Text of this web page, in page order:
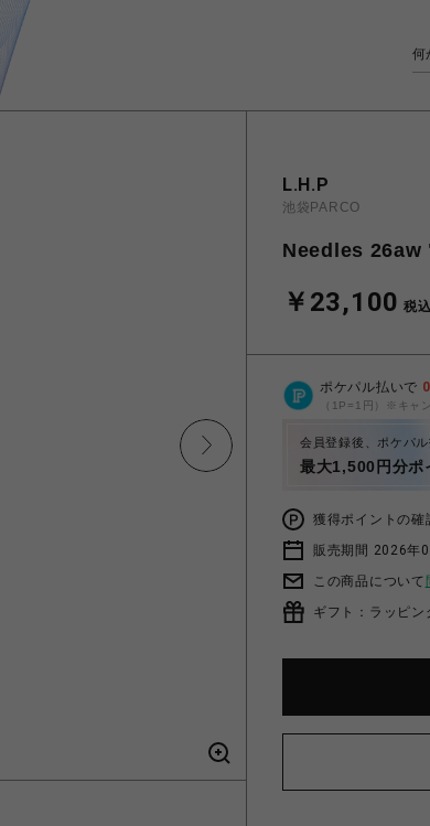
L.H.P
池袋PARCO
Needles
￥23,100 税込
ポケパル払いで 0
（1P=1円）※キャ
会員登録後、ポケパ
最大1,500円分ポ
獲得ポイントの確
販売期間 2026年
この商品について
ギフト：ラッピン